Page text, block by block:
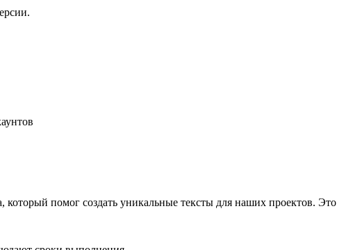
который помог создать уникальные тексты для наших проектов.